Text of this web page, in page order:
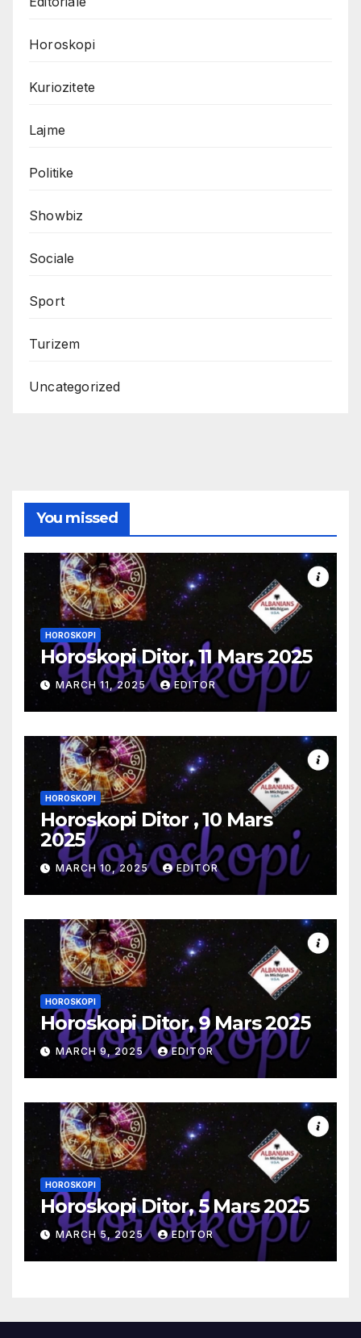
Horoskopi
Kuriozitete
Lajme
Politike
Showbiz
Sociale
Sport
Turizem
Uncategorized
You missed
HOROSKOPI
Horoskopi Ditor, 11 Mars 2025
MARCH 11, 2025 EDITOR
HOROSKOPI
Horoskopi Ditor , 10 Mars
2025
MARCH 10, 2025 EDITOR
HOROSKOPI
Horoskopi Ditor, 9 Mars 2025
MARCH 9, 2025 EDITOR
HOROSKOPI
Horoskopi Ditor, 5 Mars 2025
MARCH 5, 2025 EDITOR